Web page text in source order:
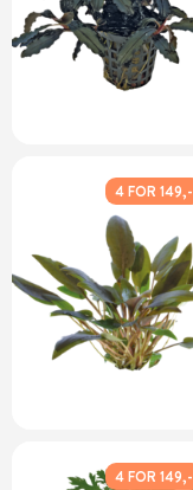
4 FOR 149,-
4 FOR 149,-